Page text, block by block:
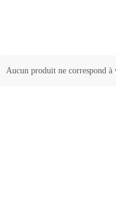
Aucun produit ne correspond à